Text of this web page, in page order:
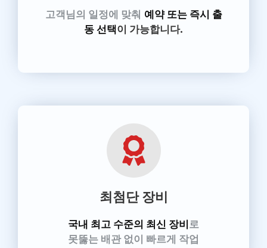
고객님의 일정에 맞춰 예약 또는 즉시 출
동 선택이 가능합니다.
최첨단 장비
국내 최고 수준의 최신 장비로
못뚫는 배관 없이 빠르게 작업